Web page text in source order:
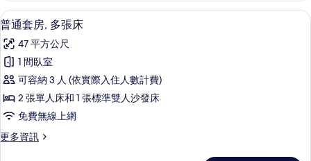
大
雙
人
床
和
1
張
沙
房,
1
張
特
大
人
床
和
張
顯
示
普
通
套
房,
多
張
普通套房, 多張床 | 客房內保險箱、書
8
普通套房, 多張床
47 平方公尺
1 間臥室
可容納 3 人 (依實際入住人數計費)
2 張單人床和 1 張標準雙人沙發床
免費無線上網
更多資訊
更